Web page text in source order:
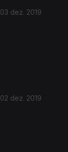
03 dez. 2019
02 dez. 2019